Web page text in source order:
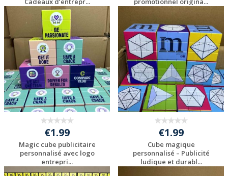
Personnaliser avec
votre logo
votre logo
€1.99
Magic cube publicitaire
personnalisé avec logo
entrepri...
€1.99
Cube magique
personnalisé – Publicité
ludique et durabl...